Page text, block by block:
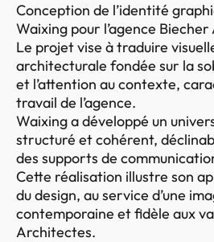
Conception de l’identité
Waixing pour l’agence Biecher
Le projet vise à traduire
architecturale fondée sur la
et l’attention au contexte,
travail de l’agence.
Waixing a développé un
structuré et cohérent,
des supports de
Cette réalisation illustre son
du design, au service d’une
contemporaine et fidèle aux
Architectes.